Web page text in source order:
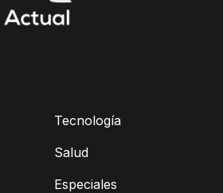
Tecnología
Salud
Especiales